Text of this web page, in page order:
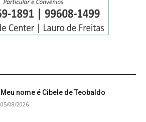
Meu nome é Cibele de Teobaldo
05/08/2026